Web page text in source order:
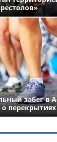
забег в
перекрытиях